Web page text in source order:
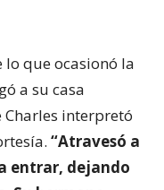
lo que ocasionó la
a su casa
interpretó
“Atravesó a
entrar, dejando